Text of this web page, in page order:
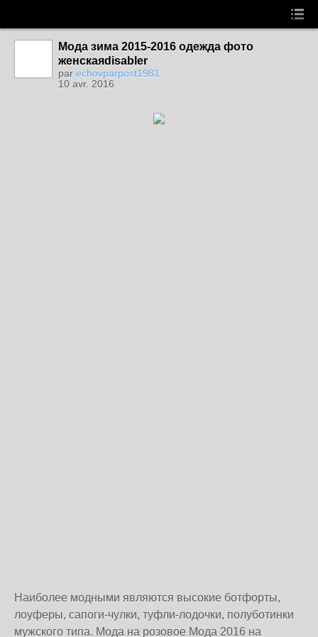
Мода зима 2015-2016 одежда фото
женскаяdisabler
par echovparpost1981
10 avr. 2016
Наиболее модными являются высокие ботфорты,
лоуферы, сапоги-чулки, туфли-лодочки, полуботинки
мужского типа. Мода на розовое Мода 2016 на